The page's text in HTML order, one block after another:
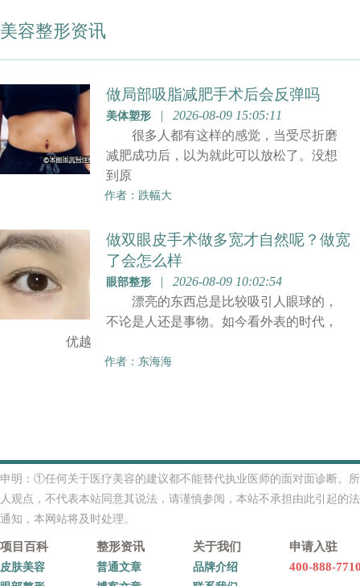
美容整形资讯
做局部吸脂减肥手术后会反弹吗
美体塑形 | 2026-08-09 15:05:11
很多人都有这样的感觉，当受尽折磨
减肥成功后，以为就此可以放松了。没想
到原
作者：跌幅大
做双眼皮手术做多宽才自然呢？做宽
了会怎么样
眼部整形 | 2026-08-09 10:02:54
漂亮的东西总是比较吸引人眼球的，
不论是人还是事物。如今看外表的时代，
优越
作者：东海海
申明：①任何关于医疗美容的建议都不能替代执业医师的面对面诊断。
人观点，不代表本站同意其说法，请谨慎参阅，本站不承担由此引起
通知，本网站将及时处理。
项目百科
皮肤美容
整形资讯
普通文章
关于我们
品牌介绍
申请入驻
400-888-